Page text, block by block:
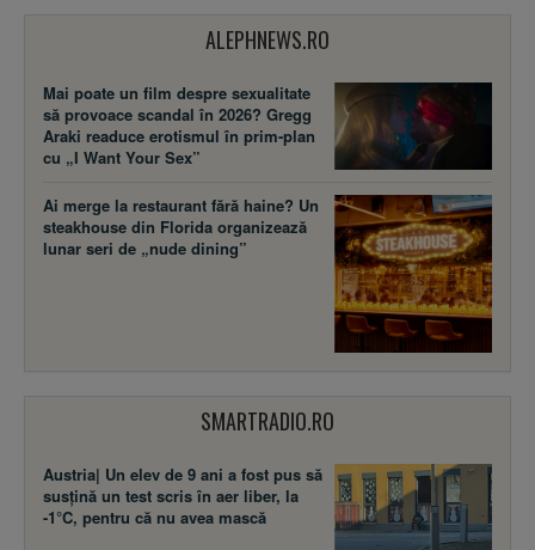
ALEPHNEWS.RO
Mai poate un film despre sexualitate
să provoace scandal în 2026? Gregg
Araki readuce erotismul în prim-plan
cu „I Want Your Sex”
Ai merge la restaurant fără haine? Un
steakhouse din Florida organizează
lunar seri de „nude dining”
SMARTRADIO.RO
Austria| Un elev de 9 ani a fost pus să
susţină un test scris în aer liber, la
-1°C, pentru că nu avea mască